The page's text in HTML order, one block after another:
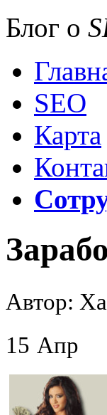
Блог о
SEO
Карта
Автор:
15 Апр